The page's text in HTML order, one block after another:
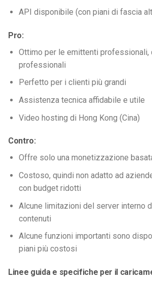
API disponibile (con piani di fascia
Pro:
Ottimo per le emittenti professionali,
professionali
Perfetto per i clienti più grandi
Assistenza tecnica affidabile e utile
Video hosting di Hong Kong (Cina)
Contro:
Offre solo una monetizzazione
Costoso, quindi non adatto ad
con budget ridotti
Alcune limitazioni del server interno
contenuti
Alcune funzioni importanti sono
piani più costosi
Linee guida e specifiche per il